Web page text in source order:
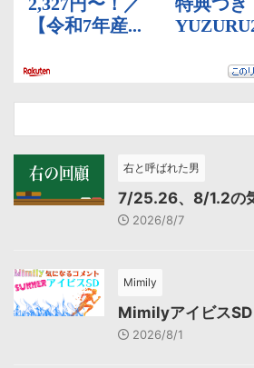
右と呼ばれた男
7/25.26、8/1.2の
2026/8/7
Mimily
MimilyアイビスSD
2026/8/1